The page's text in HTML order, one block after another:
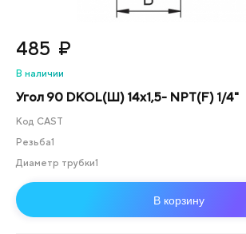
485 ₽
В наличии
Угол 90 DKOL(Ш) 14x1,5- NPT(F) 1/4"
Код CAST
Резьба1
Диаметр трубки1
В корзину